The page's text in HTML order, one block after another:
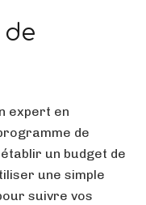
de
expert en
de
un budget de
une simple
suivre vos